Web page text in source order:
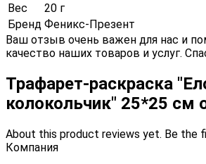
Вес
20 г
Бренд Феникс-Презент
Ваш отзыв очень важен для нас и
качество наших товаров и услуг.
Трафарет-раскраска
колокольчик" 25*25 см
About this product reviews yet. Be the
Компания